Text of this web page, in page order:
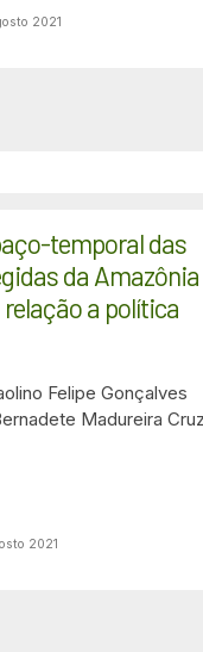
2021
temporal das
da Amazônia
relação a política
Felipe Gonçalves
Madureira
2021